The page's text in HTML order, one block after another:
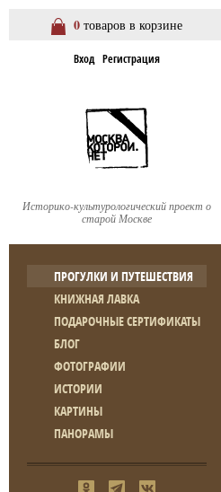
0 товаров в корзине
Вход Регистрация
Историко-культурологический проект о
старой Москве
ПРОГУЛКИ И ПУТЕШЕСТВИЯ
КНИЖНАЯ ЛАВКА
ПОДАРОЧНЫЕ СЕРТИФИКАТЫ
БЛОГ
ФОТОГРАФИИ
ИСТОРИИ
КАРТИНЫ
ПАНОРАМЫ